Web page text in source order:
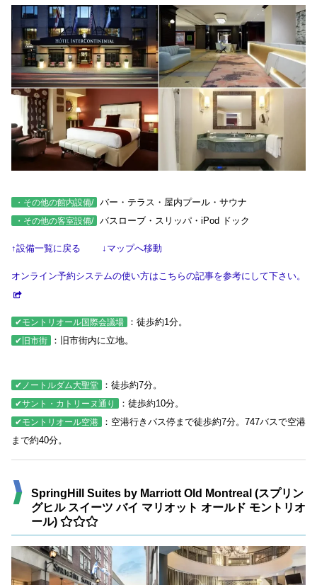
・その他の館内設備/ バー・テラス・屋内プール・サウナ
・その他の客室設備/ バスローブ・スリッパ・iPod ドック
↑設備一覧に戻る ↓マップへ移動
オンライン予約システムの使い方はこちらの記事を参考にして下さい。
✔モントリオール国際会議場 ：徒歩約1分。
✔旧市街 ：旧市街内に立地。
✔ノートルダム大聖堂 ：徒歩約7分。
✔サント・カトリーヌ通り ：徒歩約10分。
✔モントリオール空港
：空港行きバス停まで徒歩約7分。747バスで空港
まで約40分。
SpringHill Suites by Marriott Old Montreal (スプリン
グヒル スイーツ バイ マリオット オールド モントリオ
ール)